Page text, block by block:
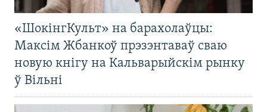
«ШокінгКульт» на барахолаўцы:
Максім Жбанкоў прэзэнтаваў сваю
новую кнігу на Кальварыйскім рынку
ў Вільні